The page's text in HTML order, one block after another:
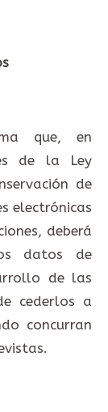
que, en
de la Ley
de
electrónicas
deberá
datos de
de las
cederlos a
concurran